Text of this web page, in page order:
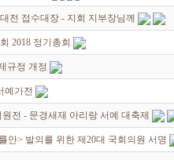
전 접수대장 - 지회 지부장님께
2018 정기총회
규정 개정
예가전
전 - 문경새재 아리랑 서예 대축제
안> 발의를 위한 제20대 국회의원 서명